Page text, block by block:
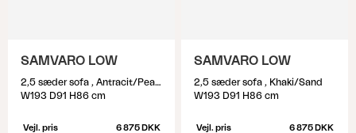
SAMVARO LOW
2,5 sæder sofa , Antracit/Pearl grey
W193 D91 H86 cm
Vejl. pris 6 875 DKK
SAMVARO LOW
2,5 sæder sofa , Khaki/Sand
W193 D91 H86 cm
Vejl. pris 6 875 DKK